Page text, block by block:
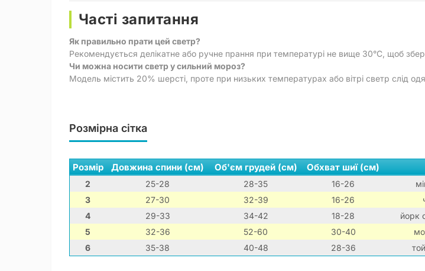
Часті запитання
Як правильно прати цей светр?
Рекомендується делікатне або ручне прання при температурі не вище 30°C, щоб
Чи можна носити светр у сильний мороз?
Модель містить 20% шерсті, проте при низьких температурах або вітрі светр слід
Розмірна сітка
Розмір Довжина спини (см) Об'єм грудей (см) Обхват шиї (см)
2 25-28 28-35 16-26
3
27-30 32-39 16-26
4
29-33 34-42 18-28
йорк
5
32-36 52-60 30-40
6
35-38 40-48 28-36